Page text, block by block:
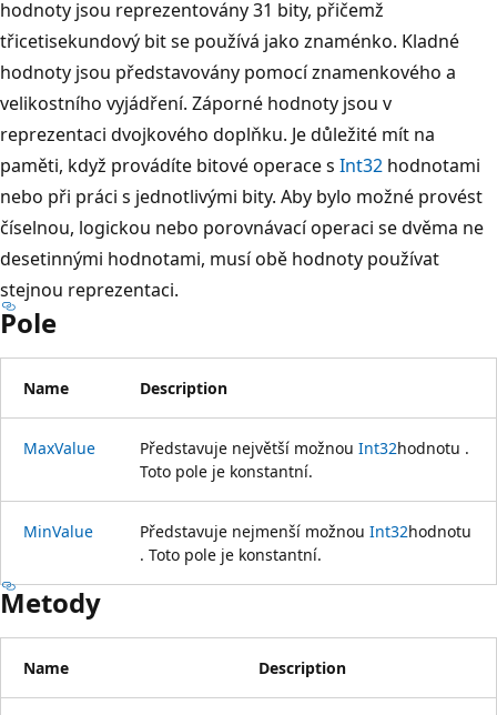
hodnoty jsou reprezentovány 31 bity, přičemž
třicetisekundový bit se používá jako znaménko. Kladné
hodnoty jsou představovány pomocí znamenkového a
velikostního vyjádření. Záporné hodnoty jsou v
reprezentaci dvojkového doplňku. Je důležité mít na
paměti, když provádíte bitové operace s Int32 hodnotami
nebo při práci s jednotlivými bity. Aby bylo možné provést
číselnou, logickou nebo porovnávací operaci se dvěma ne
desetinnými hodnotami, musí obě hodnoty používat
stejnou reprezentaci.
Pole
Name Description
MaxValue Představuje největší možnou Int32hodnotu .
Toto pole je konstantní.
MinValue Představuje nejmenší možnou Int32hodnotu
. Toto pole je konstantní.
Metody
Name Description